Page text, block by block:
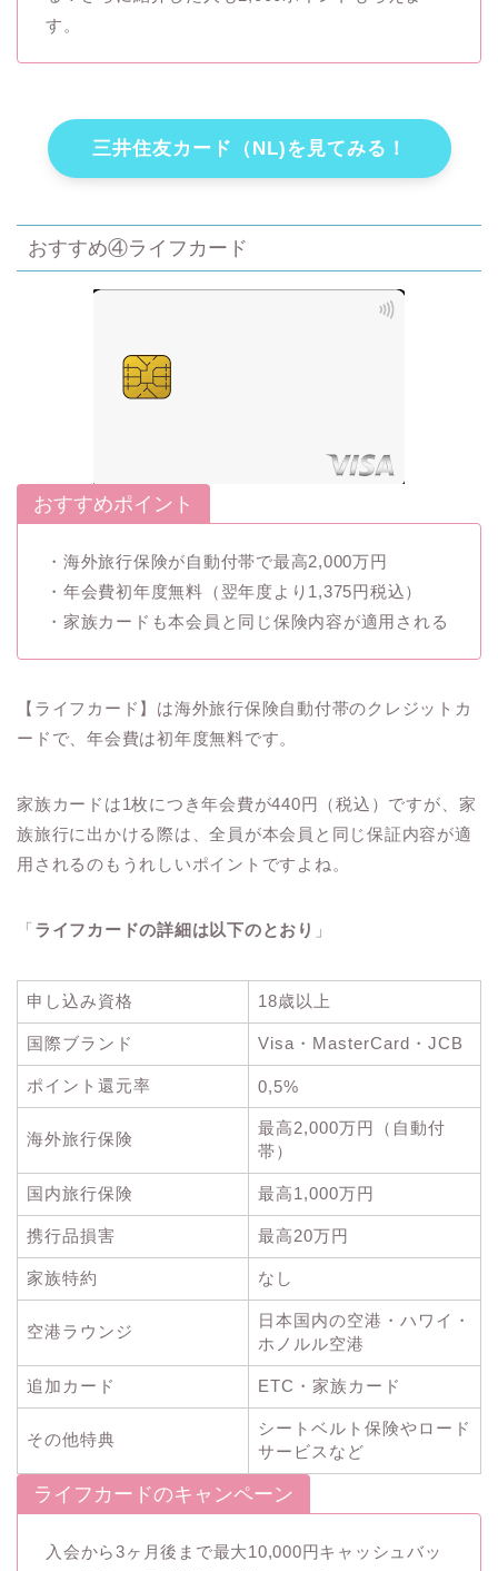
す。
三井住友カード（NL)を見てみる！
おすすめ④ライフカード
おすすめポイント
・海外旅行保険が自動付帯で最高2,000万円
・年会費初年度無料（翌年度より1,375円税込）
・家族カードも本会員と同じ保険内容が適用される
【ライフカード】は海外旅行保険自動付帯のクレジットカ
ードで、年会費は初年度無料です。
家族カードは1枚につき年会費が440円（税込）ですが、家
族旅行に出かける際は、全員が本会員と同じ保証内容が適
用されるのもうれしいポイントですよね。
「ライフカードの詳細は以下のとおり 」
申し込み資格 18歳以上
国際ブランド Visa・MasterCard・JCB
ポイント還元率 0,5%
海外旅行保険
最高2,000万円（自動付
帯）
国内旅行保険 最高1,000万円
携行品損害 最高20万円
家族特約 なし
空港ラウンジ
日本国内の空港・ハワイ・
ホノルル空港
追加カード ETC・家族カード
その他特典
シートベルト保険やロード
サービスなど
ライフカードのキャンペーン
入会から3ヶ月後まで最大10,000円キャッシュバッ